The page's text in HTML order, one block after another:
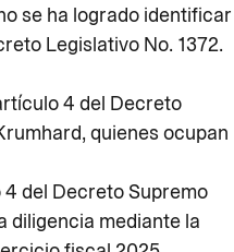
se ha logrado identificar
Legislativo No. 1372.
4 del Decreto
quienes ocupan
del Decreto Supremo
diligencia mediante la